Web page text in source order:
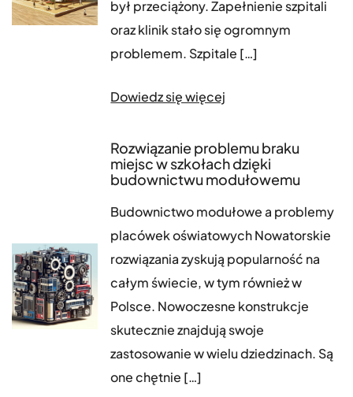
był przeciążony. Zapełnienie szpitali
oraz klinik stało się ogromnym
problemem. Szpitale […]
Dowiedz się więcej
Rozwiązanie problemu braku
miejsc w szkołach dzięki
budownictwu modułowemu
Budownictwo modułowe a problemy
placówek oświatowych Nowatorskie
rozwiązania zyskują popularność na
całym świecie, w tym również w
Polsce. Nowoczesne konstrukcje
skutecznie znajdują swoje
zastosowanie w wielu dziedzinach. Są
one chętnie […]